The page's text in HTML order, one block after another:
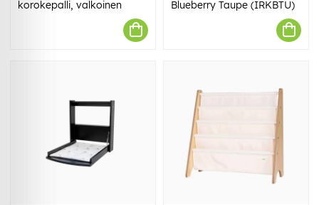
korokepalli, valkoinen
Blueberry Taupe (IRKBTU)